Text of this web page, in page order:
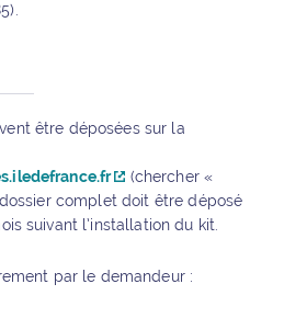
être déposées sur la
(chercher «
complet doit être déposé
suivant l’installation du kit.
par le demandeur :